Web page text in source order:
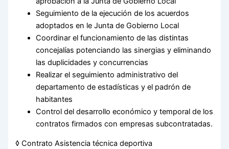
Seguimiento de la ejecución de los acuerdos
adoptados en le Junta de Gobierno Local
Coordinar el funcionamiento de las distintas
concejalías potenciando las sinergias y eliminando
las duplicidades y concurrencias
Realizar el seguimiento administrativo del
departamento de estadísticas y el padrón de
habitantes
Control del desarrollo económico y temporal de los
contratos firmados con empresas subcontratadas.
◊ Contrato Asistencia técnica deportiva